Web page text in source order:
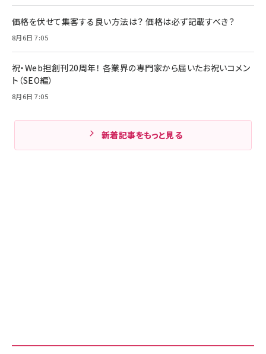
価格を伏せて集客する良い方法は？ 価格は必ず記載すべき？
8月6日 7:05
祝・Web担創刊20周年！ 各業界の専門家から届いたお祝いコメン
ト（SEO編）
8月6日 7:05
新着記事をもっと見る